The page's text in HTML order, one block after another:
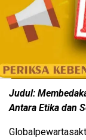
Judul:
Antara Etika dan